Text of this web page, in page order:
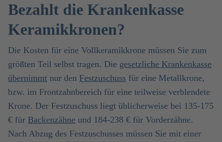
Bezahlt die Krankenkasse
Keramikkronen?
Die Kosten für eine Vollkeramikkrone müssen Sie zum
größten Teil selbst tragen. Die gesetzliche Krankenkasse
übernimmt nur den Festzuschuss für eine Metallkrone,
bzw. im Frontzahnbereich für eine teilweise verblendete
Krone. Der Festzuschuss liegt üblicherweise bei 135-175
€ für Backenzähne und 184-238 € für Vorderzähne.
Nach Abzug des Festzuschusses müssen Sie mit einer